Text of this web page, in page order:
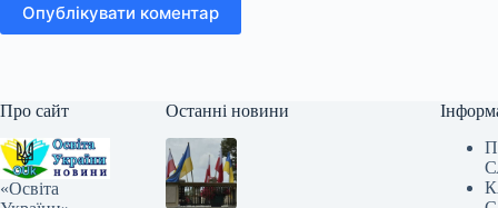
Опублікувати коментар
Про сайт
«Освіта
Останні новини